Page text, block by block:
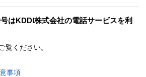
号はKDDI株式会社の電話サービスを利
覧ください。
事項